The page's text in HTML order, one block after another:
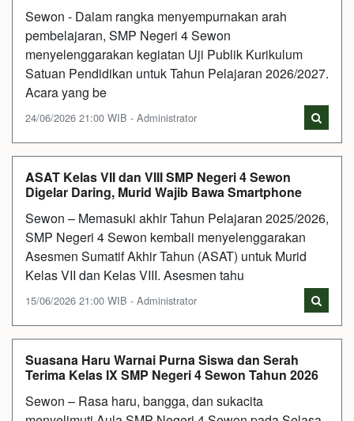
Sewon - Dalam rangka menyempurnakan arah
pembelajaran, SMP Negeri 4 Sewon
menyelenggarakan kegiatan Uji Publik Kurikulum
Satuan Pendidikan untuk Tahun Pelajaran 2026/2027.
Acara yang be
24/06/2026 21:00 WIB - Administrator
ASAT Kelas VII dan VIII SMP Negeri 4 Sewon
Digelar Daring, Murid Wajib Bawa Smartphone
Sewon – Memasuki akhir Tahun Pelajaran 2025/2026,
SMP Negeri 4 Sewon kembali menyelenggarakan
Asesmen Sumatif Akhir Tahun (ASAT) untuk Murid
Kelas VII dan Kelas VIII. Asesmen tahu
15/06/2026 21:00 WIB - Administrator
Suasana Haru Warnai Purna Siswa dan Serah
Terima Kelas IX SMP Negeri 4 Sewon Tahun 2026
Sewon – Rasa haru, bangga, dan sukacita